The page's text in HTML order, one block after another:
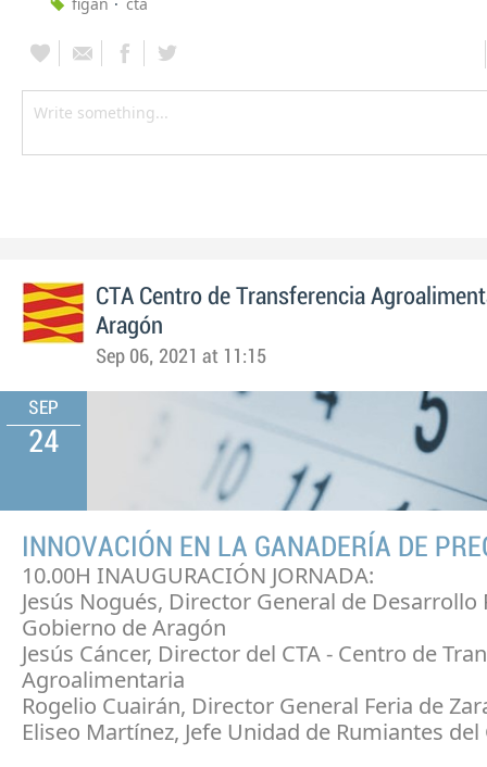
CTA Centro de Transferencia
Aragón
Sep 06, 2021 at 11:15
SEP
24
INNOVACIÓN EN LA GANADERÍA DE
10.00H INAUGURACIÓN JORNADA:
Jesús Nogués, Director General de Desarrollo
Gobierno de Aragón
Jesús Cáncer, Director del CTA - Centro de
Agroalimentaria
Rogelio Cuairán, Director General Feria de
Eliseo Martínez, Jefe Unidad de Rumiantes del